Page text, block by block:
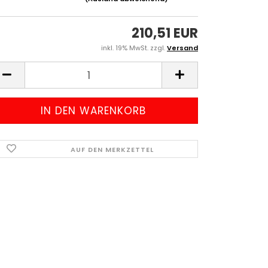
210,51 EUR
inkl. 19% MwSt. zzgl.Versand
AUF DEN MERKZETTEL